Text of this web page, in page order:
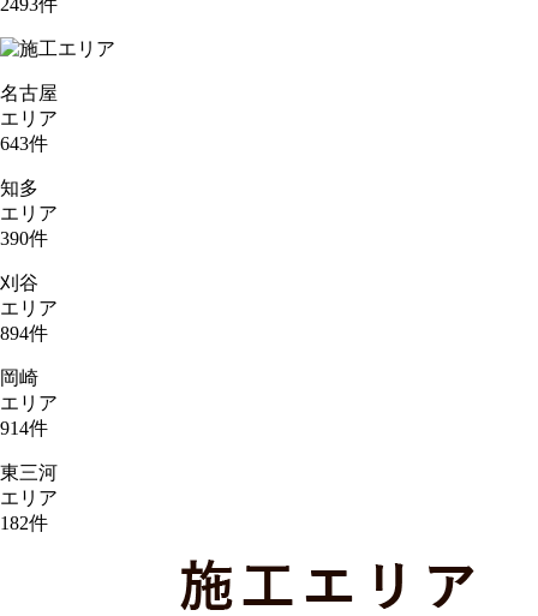
名古屋
エリア
643件
知多
エリア
390件
刈谷
エリア
894件
岡崎
エリア
914件
東三河
エリア
182件